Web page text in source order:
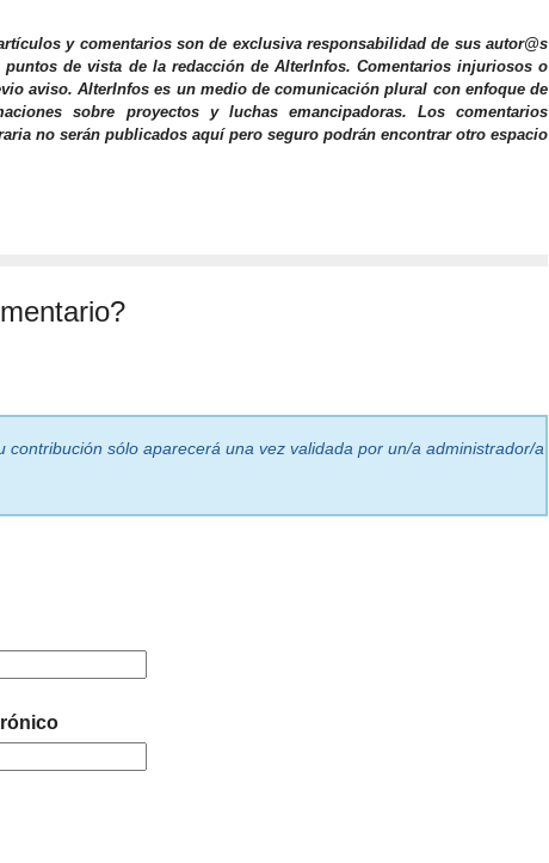
y comentarios son de exclusiva responsabilidad de sus autor@s
de vista de la redacción de AlterInfos. Comentarios injuriosos o
aviso. AlterInfos es un medio de comunicación plural con enfoque de
sobre proyectos y luchas emancipadoras. Los comentarios
no serán publicados aquí pero seguro podrán encontrar otro espacio
contribución sólo aparecerá una vez validada por un/a administrador/a